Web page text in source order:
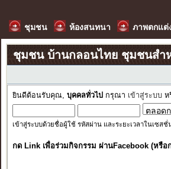
ชุมชน ห้องสนทนา ภาพตกแต่
ชุมชน บ้านกลอนไทย ชุมชนสำ
ยินดีต้อนรับคุณ, บุคคลทั่วไป กรุณา เข้าสู่ระบบ ห
เข้าสู่ระบบด้วยชื่อผู้ใช้ รหัสผ่าน และระยะเวลาในเซสชั่
กด Link เพื่อร่วมกิจกรรม ผ่านFacebook (หรื